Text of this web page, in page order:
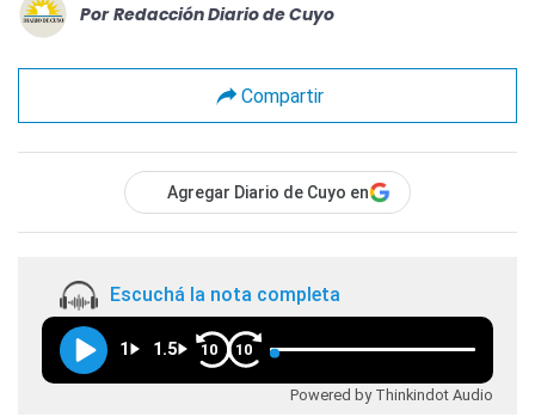
Por Redacción Diario de Cuyo
Compartir
Agregar Diario de Cuyo en
Escuchá la nota completa
1 1.5 10 10
Powered by Thinkindot Audio